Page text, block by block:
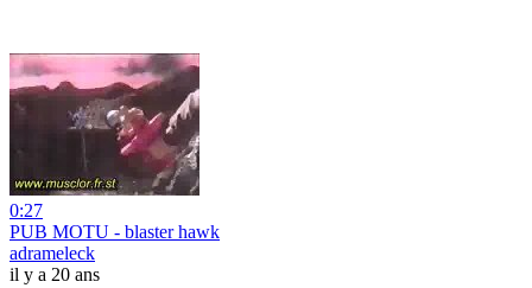
0:27
PUB MOTU - blaster hawk
adrameleck
il y a 20 ans